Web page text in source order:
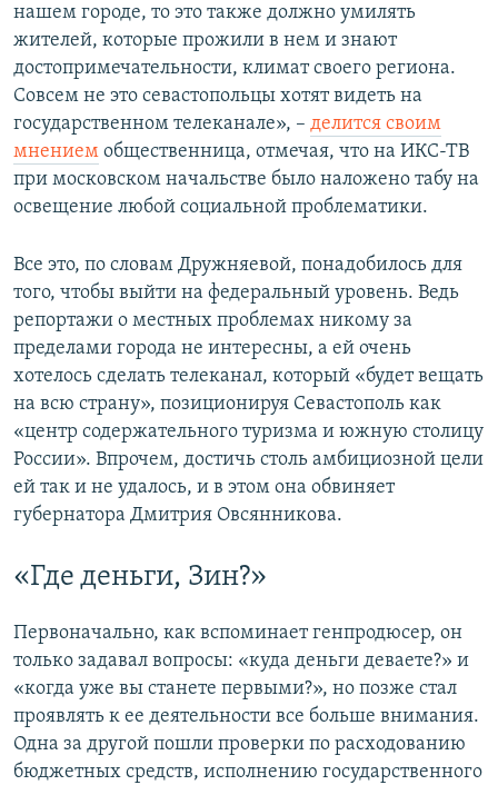
нашем городе, то это также должно умилять
жителей, которые прожили в нем и знают
достопримечательности, климат своего региона.
Совсем не это севастопольцы хотят видеть на
государственном телеканале», – делится своим
мнением общественница, отмечая, что на ИКС-ТВ
при московском начальстве было наложено табу на
освещение любой социальной проблематики.
Все это, по словам Дружняевой, понадобилось для
того, чтобы выйти на федеральный уровень. Ведь
репортажи о местных проблемах никому за
пределами города не интересны, а ей очень
хотелось сделать телеканал, который «будет вещать
на всю страну», позиционируя Севастополь как
«центр содержательного туризма и южную столицу
России». Впрочем, достичь столь амбициозной цели
ей так и не удалось, и в этом она обвиняет
губернатора Дмитрия Овсянникова.
«Где деньги, Зин?»
Первоначально, как вспоминает генпродюсер, он
только задавал вопросы: «куда деньги деваете?» и
«когда уже вы станете первыми?», но позже стал
проявлять к ее деятельности все больше внимания.
Одна за другой пошли проверки по расходованию
бюджетных средств, исполнению государственного